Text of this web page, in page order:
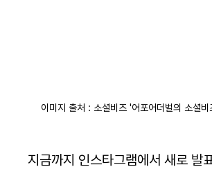
이미지 출처 : 소셜비즈 '어포어더벌의 소셜
지금까지 인스타그램에서 새로 발